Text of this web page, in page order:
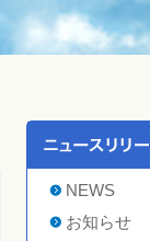
NEWS
お知らせ